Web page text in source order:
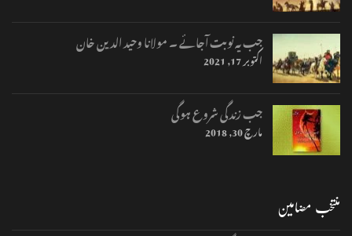
جب یہ نوبت آجائے ۔ مولانا وحید الدین خان
اکتوبر 17, 2021
جب زندگی شروع ہوگی
مارچ 30, 2018
منتخب مضامین